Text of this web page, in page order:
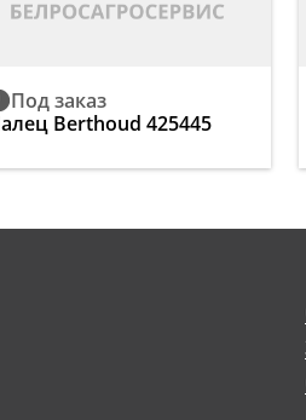
Под заказ
Berthoud 425445